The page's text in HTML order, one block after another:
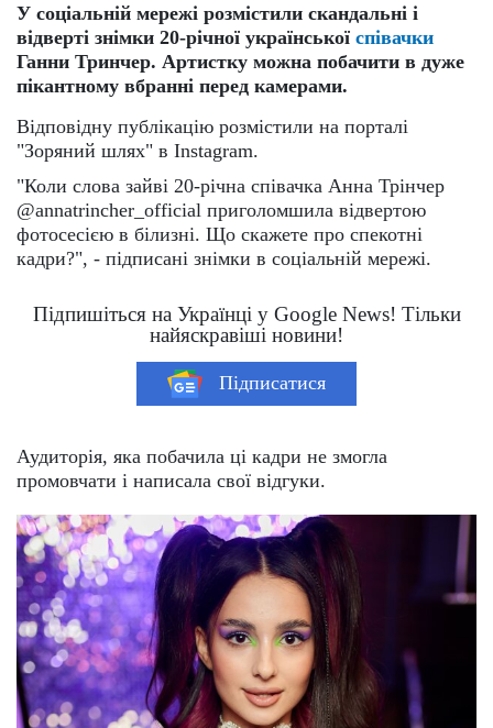
У соціальній мережі розмістили скандальні і
відверті знімки 20-річної української співачки
Ганни Тринчер. Артистку можна побачити в дуже
пікантному вбранні перед камерами.
Відповідну публікацію розмістили на порталі
"Зоряний шлях" в Instagram.
"Коли слова зайві 20-річна співачка Анна Трінчер
@annatrincher_official приголомшила відвертою
фотосесією в білизні. Що скажете про спекотні
кадри?", - підписані знімки в соціальній мережі.
Підпишіться на Українці у Google News! Тільки
найяскравіші новини!
Підписатися
Аудиторія, яка побачила ці кадри не змогла
промовчати і написала свої відгуки.